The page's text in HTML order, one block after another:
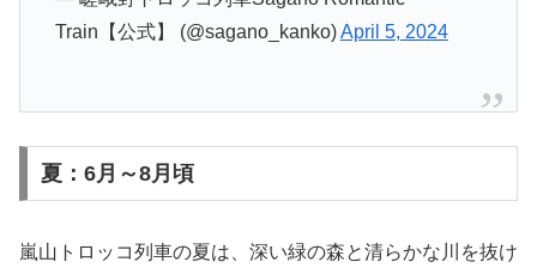
Train【公式】 (@sagano_kanko)April 5, 2024
夏：6月～8月頃
嵐山トロッコ列車の夏は、深い緑の森と清らかな川を抜け